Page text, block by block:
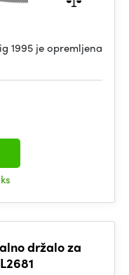
1995 je opremljena
držalo za